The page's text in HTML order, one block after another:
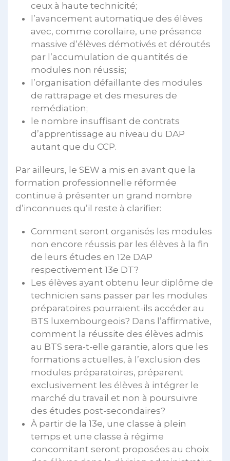
ceux à haute technicité;
l’avancement automatique des élèves
avec, comme corollaire, une présence
massive d’élèves démotivés et déroutés
par l’accumulation de quantités de
modules non réussis;
l’organisation défaillante des modules
de rattrapage et des mesures de
remédiation;
le nombre insuffisant de contrats
d’apprentissage au niveau du DAP
autant que du CCP.
Par ailleurs, le SEW a mis en avant que la
formation professionnelle réformée
continue à présenter un grand nombre
d’inconnues qu’il reste à clarifier:
Comment seront organisés les modules
non encore réussis par les élèves à la fin
de leurs études en 12e DAP
respectivement 13e DT?
Les élèves ayant obtenu leur diplôme de
technicien sans passer par les modules
préparatoires pourraient-ils accéder au
BTS luxembourgeois? Dans l’affirmative,
comment la réussite des élèves admis
au BTS sera-t-elle garantie, alors que les
formations actuelles, à l’exclusion des
modules préparatoires, préparent
exclusivement les élèves à intégrer le
marché du travail et non à poursuivre
des études post-secondaires?
À partir de la 13e, une classe à plein
temps et une classe à régime
concomitant seront proposées au choix